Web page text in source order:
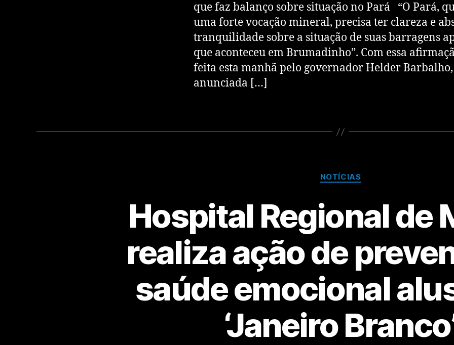
que faz balanço sobre situação no Pará “O Pará,
uma forte vocação mineral, precisa ter clareza e
tranquilidade sobre a situação de suas barragens
que aconteceu em Brumadinho”. Com essa
feita esta manhã pelo governador Helder
anunciada […]
NOTÍCIAS
Hospital Regional de
realiza ação de
saúde emocional
‘Janeiro